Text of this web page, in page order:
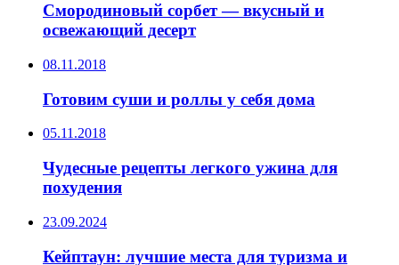
Смородиновый сорбет — вкусный и
освежающий десерт
08.11.2018
Готовим суши и роллы у себя дома
05.11.2018
Чудесные рецепты легкого ужина для
похудения
23.09.2024
Кейптаун: лучшие места для туризма и